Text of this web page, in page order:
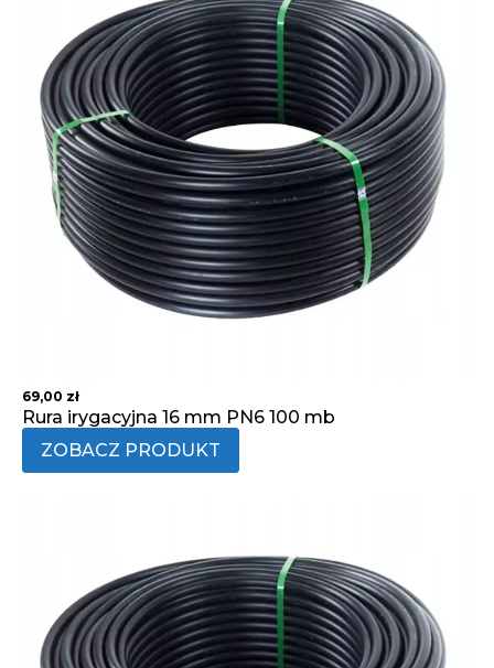
69,00 zł
Rura irygacyjna 16 mm PN6 100 mb
ZOBACZ PRODUKT